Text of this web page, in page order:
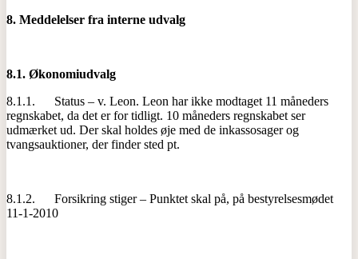
8. Meddelelser fra interne udvalg
8.1. Økonomiudvalg
8.1.1. Status – v. Leon. Leon har ikke modtaget 11 måneders
regnskabet, da det er for tidligt. 10 måneders regnskabet ser
udmærket ud. Der skal holdes øje med de inkassosager og
tvangsauktioner, der finder sted pt.
8.1.2. Forsikring stiger – Punktet skal på, på bestyrelsesmødet
11-1-2010